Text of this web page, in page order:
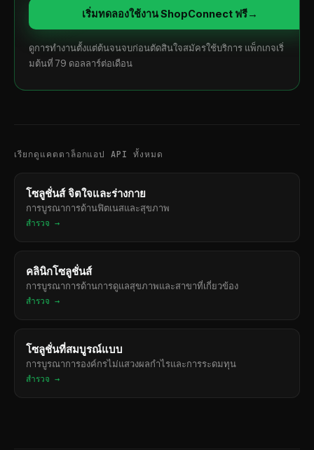
เริ่มทดลองใช้งาน ShopConnect ฟรี→
ดูการทำงานตั้งแต่ต้นจนจบก่อนตัดสินใจสมัครใช้บริการ แพ็กเกจเริ่
มต้นที่ 79 ดอลลาร์ต่อเดือน
เรียกดูแคตตาล็อกแอป API ทั้งหมด
โซลูชั่นส์ จิตใจและร่างกาย
การบูรณาการด้านฟิตเนสและสุขภาพ
สำรวจ →
คลินิกโซลูชั่นส์
การบูรณาการด้านการดูแลสุขภาพและสาขาที่เกี่ยวข้อง
สำรวจ →
โซลูชั่นที่สมบูรณ์แบบ
การบูรณาการองค์กรไม่แสวงผลกำไรและการระดมทุน
สำรวจ →